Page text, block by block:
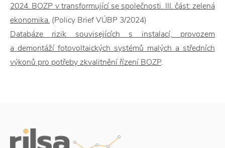
2024. BOZP v transformující se společnosti. III. část: zelená
ekonomika. (Policy Brief VÚBP 3/2024)
Databáze rizik souvisejících s instalací, provozem
a demontáží fotovoltaických systémů malých a středních
výkonů pro potřeby zkvalitnění řízení BOZP.